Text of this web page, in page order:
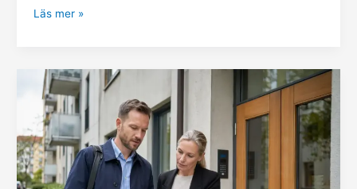
Läs mer »
Nya
regler
för
andrahandsuthyrning:
så
påverkas
fastighetsägare